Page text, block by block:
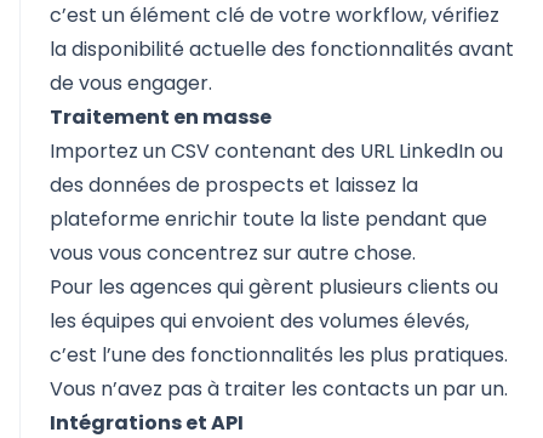
c’est un élément clé de votre workflow, vérifiez
la disponibilité actuelle des fonctionnalités avant
de vous engager.
Traitement en masse
Importez un CSV contenant des URL LinkedIn ou
des données de prospects et laissez la
plateforme enrichir toute la liste pendant que
vous vous concentrez sur autre chose.
Pour les agences qui gèrent plusieurs clients ou
les équipes qui envoient des volumes élevés,
c’est l’une des fonctionnalités les plus pratiques.
Vous n’avez pas à traiter les contacts un par un.
Intégrations et API